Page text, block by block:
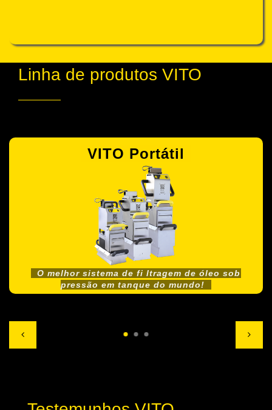
Linha de produtos VITO
VITO Portátil
O melhor sistema de fi ltragem de óleo sob
pressão em tanque do mundo!